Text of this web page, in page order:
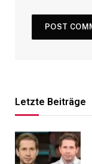
Letzte Beiträge